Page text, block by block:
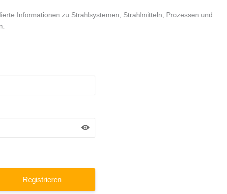
Informationen zu Strahlsystemen, Strahlmitteln, Prozessen und
Registrieren